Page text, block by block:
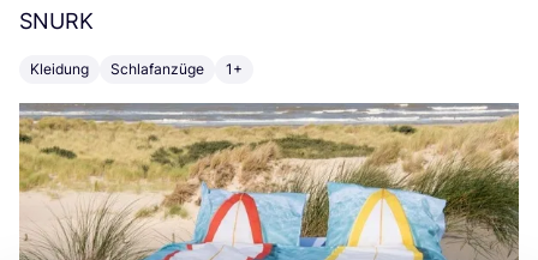
SNURK
Kleidung Schlafanzüge 1+